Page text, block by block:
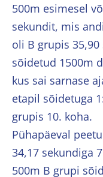
500m esimesel
sekundit, mis
oli B grupis 35,90
sõidetud 1500m
kus sai sarnase
etapil sõidetuga
grupis 10. koha.
Pühapäeval
34,17 sekundiga
500m B grupi